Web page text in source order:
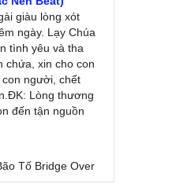
giàu lòng xót
ngày. Lạy Chúa
tình yêu và tha
chứa, xin cho con
người, chết
Lòng thương
đến tận nguồn
Tố Bridge Over
(Released